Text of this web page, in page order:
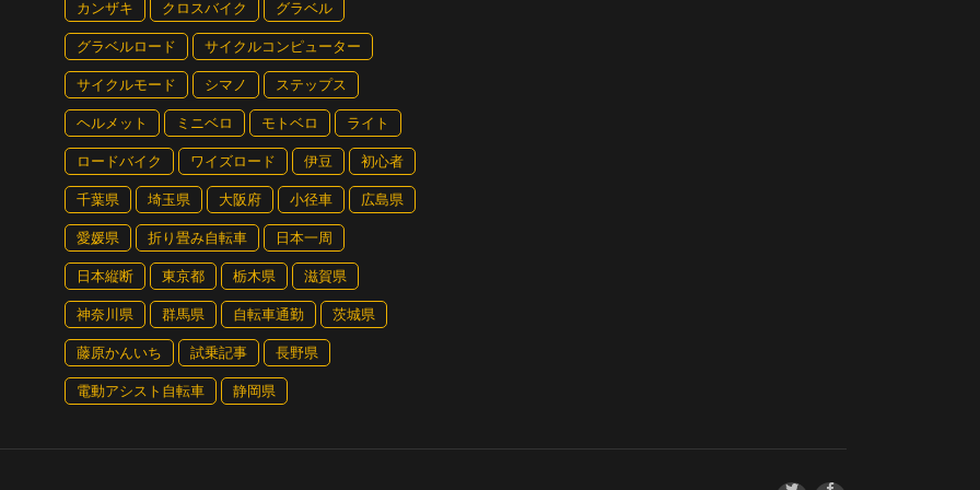
クイベントだが、終了後、二人の娘さんはまだまだ元気
していた。
せた笑顔や楽しそうな歓声から、子供にとってSJFは
を改めて感じた。
っているのはコモリ家姉妹。グングン進む走行フィーリン
平均身長は小6で約146cm～約148cmなので、かなり長く乗
カンザキ クロスバイク グラベル
グラベルロード サイクルコンピューター
サイクルモード シマノ ステップス
ヘルメット ミニベロ モトベロ ライト
ロードバイク ワイズロード 伊豆 初心者
千葉県 埼玉県 大阪府 小径車 広島県
愛媛県 折り畳み自転車 日本一周
日本縦断 東京都 栃木県 滋賀県
神奈川県 群馬県 自転車通勤 茨城県
藤原かんいち 試乗記事 長野県
電動アシスト自転車 静岡県